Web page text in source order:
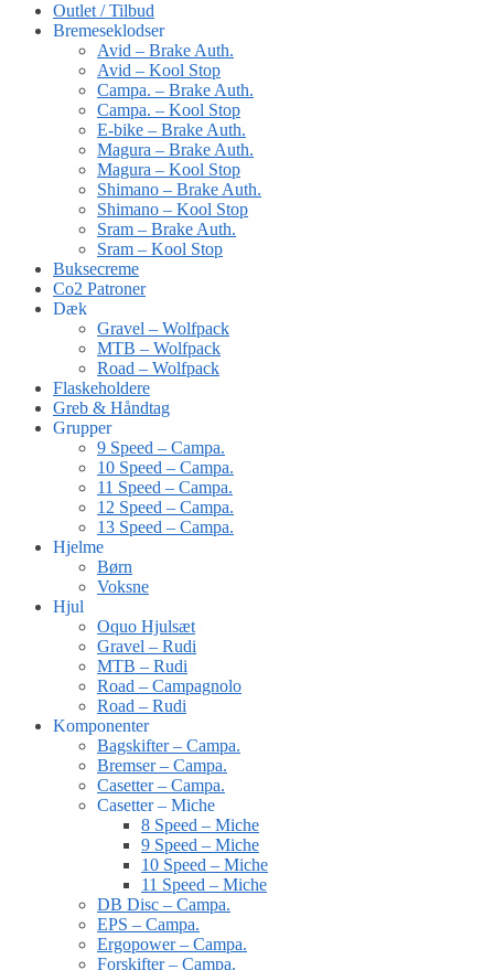
Outlet / Tilbud
Bremeseklodser
Avid – Brake Auth.
Avid – Kool Stop
Campa. – Brake Auth.
Campa. – Kool Stop
E-bike – Brake Auth.
Magura – Brake Auth.
Magura – Kool Stop
Shimano – Brake Auth.
Shimano – Kool Stop
Sram – Brake Auth.
Sram – Kool Stop
Buksecreme
Co2 Patroner
Dæk
Gravel – Wolfpack
MTB – Wolfpack
Road – Wolfpack
Flaskeholdere
Greb & Håndtag
Grupper
9 Speed – Campa.
10 Speed – Campa.
11 Speed – Campa.
12 Speed – Campa.
13 Speed – Campa.
Hjelme
Børn
Voksne
Hjul
Oquo Hjulsæt
Gravel – Rudi
MTB – Rudi
Road – Campagnolo
Road – Rudi
Komponenter
Bagskifter – Campa.
Bremser – Campa.
Casetter – Campa.
Casetter – Miche
8 Speed – Miche
9 Speed – Miche
10 Speed – Miche
11 Speed – Miche
DB Disc – Campa.
EPS – Campa.
Ergopower – Campa.
Forskifter – Campa.